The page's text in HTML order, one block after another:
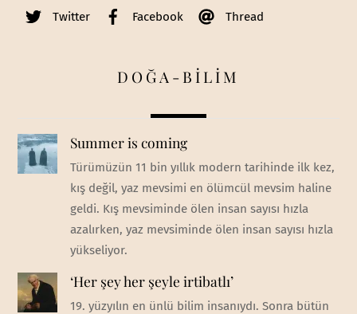
Twitter Facebook Thread
DOĞA-BİLİM
Summer is coming
Türümüzün 11 bin yıllık modern tarihinde ilk kez,
kış değil, yaz mevsimi en ölümcül mevsim haline
geldi. Kış mevsiminde ölen insan sayısı hızla
azalırken, yaz mevsiminde ölen insan sayısı hızla
yükseliyor.
‘Her şey her şeyle irtibatlı’
19. yüzyılın en ünlü bilim insanıydı. Sonra bütün